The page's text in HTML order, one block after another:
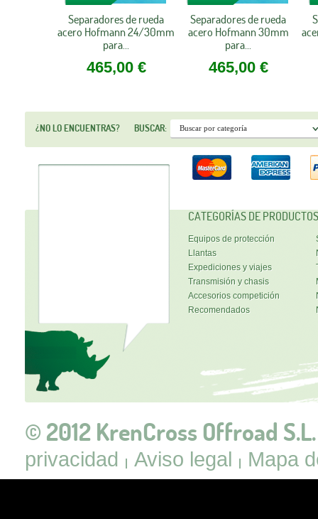
Separadores de rueda
acero Hofmann 24/30mm
para...
465,00 €
Separadores de rueda
acero Hofmann 30mm
para...
465,00 €
¿NO LO ENCUENTRAS? BUSCAR:
CATEGORÍAS DE PRODUCTOS
Equipos de protección
Llantas
Expediciones y viajes
Transmisión y chasis
Accesorios competición
Recomendados
© 2012 KrenCross Offroad S.L.
privacidad Aviso legal Mapa